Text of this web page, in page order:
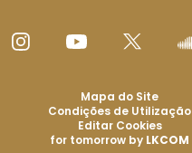
Mapa do Site
Condições de Utilização
Editar Cookies
for tomorrow by LKCOM